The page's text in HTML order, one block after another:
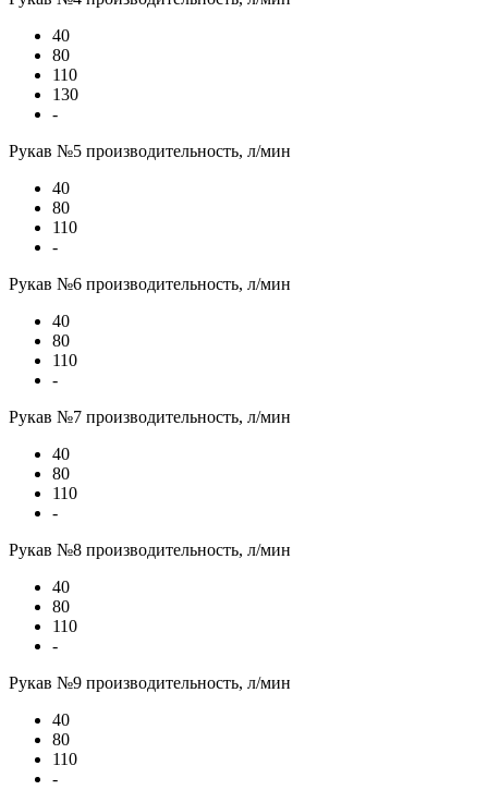
40
80
110
130
-
Рукав №5 производительность, л/мин
40
80
110
-
Рукав №6 производительность, л/мин
40
80
110
-
Рукав №7 производительность, л/мин
40
80
110
-
Рукав №8 производительность, л/мин
40
80
110
-
Рукав №9 производительность, л/мин
40
80
110
-